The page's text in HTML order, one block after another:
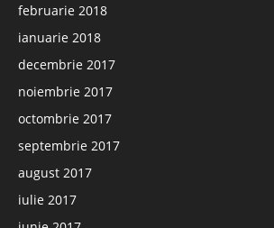
februarie 2018
ianuarie 2018
decembrie 2017
noiembrie 2017
octombrie 2017
septembrie 2017
august 2017
iulie 2017